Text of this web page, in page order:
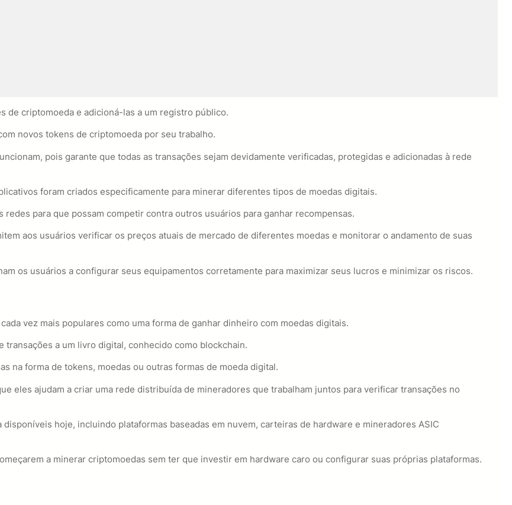
de criptomoeda e adicioná-las a um registro público.
novos tokens de criptomoeda por seu trabalho.
pois garante que todas as transações sejam devidamente verificadas, protegidas e adicionadas à rede
foram criados especificamente para minerar diferentes tipos de moedas digitais.
para que possam competir contra outros usuários para ganhar recompensas.
aos usuários verificar os preços atuais de mercado de diferentes moedas e monitorar o andamento de suas
os usuários a configurar seus equipamentos corretamente para maximizar seus lucros e minimizar os riscos.
vez mais populares como uma forma de ganhar dinheiro com moedas digitais.
a um livro digital, conhecido como blockchain.
na forma de tokens, moedas ou outras formas de moeda digital.
eles ajudam a criar uma rede distribuída de mineradores que trabalham juntos para verificar transações no
hoje, incluindo plataformas baseadas em nuvem, carteiras de hardware e mineradores ASIC
a minerar criptomoedas sem ter que investir em hardware caro ou configurar suas próprias plataformas.